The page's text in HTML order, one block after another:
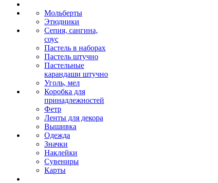
Мольберты
Этюдники
Сепия, сангина,
соус
Пастель в наборах
Пастель штучно
Пастельные
карандаши штучно
Уголь, мел
Коробка для
принадлежностей
Фетр
Ленты для декора
Вышивка
Одежда
Значки
Наклейки
Сувениры
Карты